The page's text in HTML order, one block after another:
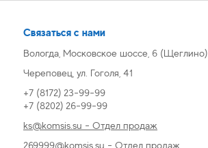
Связаться с нами
Вологда, Московское шоссе, 6 (Щеглино)
Череповец, ул. Гоголя, 41
+7 (8172) 23-99-99
+7 (8202) 26-99-99
ks@komsis.su - Отдел продаж
269999@komsis.su - Отдел продаж,